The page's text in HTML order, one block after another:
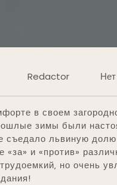
Redactor
в своем
зимы были
съедало львиную
«за» и «против»
но очень